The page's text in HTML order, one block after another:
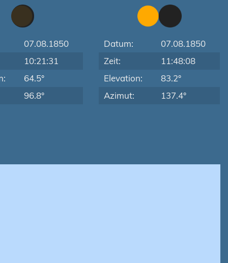
07.08.1850
10:21:31
64.5°
96.8°
Datum:
07.08.1850
Zeit:
11:48:08
Elevation:
83.2°
Azimut:
137.4°